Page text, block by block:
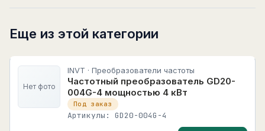
Еще из этой категории
Нет фото
INVT · Преобразователи частоты
Частотный преобразователь GD20-
004G-4 мощностью 4 кВт
Под заказ
Артикулы: GD20-004G-4